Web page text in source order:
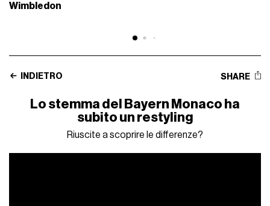
Wimbledon
INDIETRO SHARE
Lo stemma del Bayern Monaco ha
subito un restyling
Riuscite a scoprire le differenze?